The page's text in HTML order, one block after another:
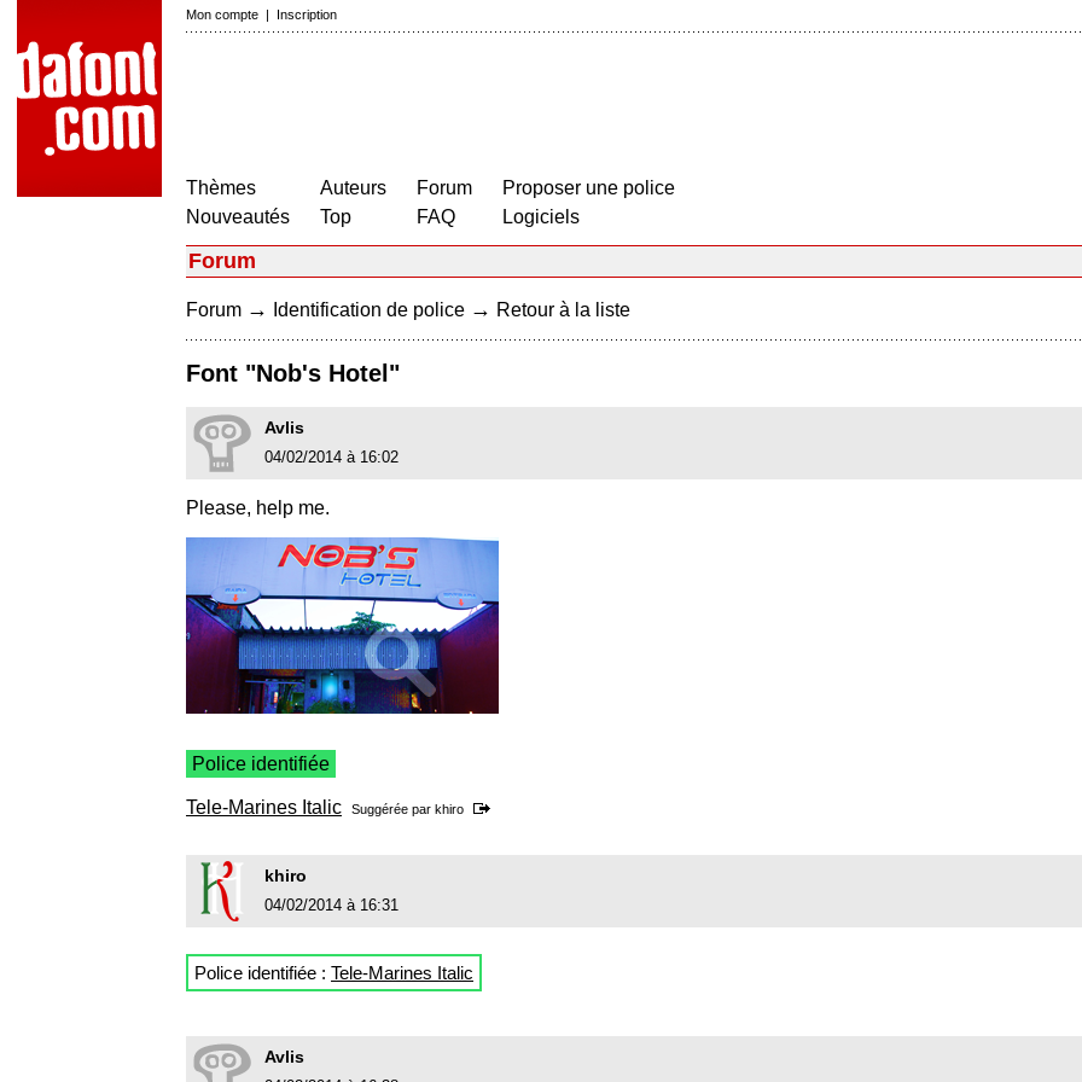
Mon compte | Inscription
Thèmes
Nouveautés
Auteurs
Top
Forum
FAQ
Proposer une police
Logiciels
Forum
Forum → Identification de police → Retour à la liste
Font "Nob's Hotel"
Avlis
04/02/2014 à 16:02
Please, help me.
Police identifiée
Tele-Marines Italic Suggérée par khiro
khiro
04/02/2014 à 16:31
Police identifiée : Tele-Marines Italic
Avlis